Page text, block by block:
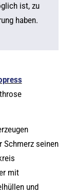
ist, zu
haben.
Schmerz seinen
mit
und